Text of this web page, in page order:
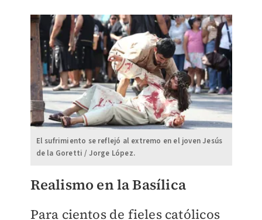
El sufrimiento se reflejó al extremo en el joven Jesús
de la Goretti / Jorge López.
Realismo en la Basílica
Para cientos de fieles católicos